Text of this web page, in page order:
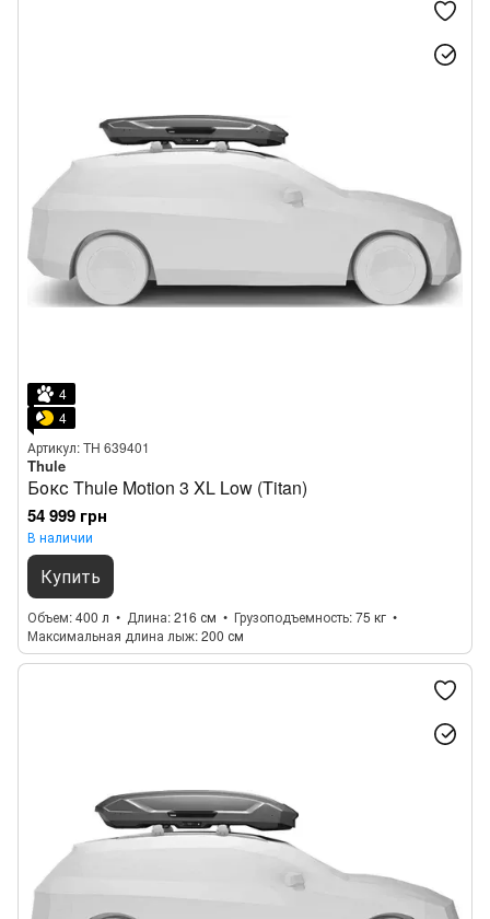
4
4
Артикул: TH 639401
Thule
Бокс Thule Motion 3 XL Low (Titan)
54 999 грн
В наличии
Купить
Объем 400 л Длина 216 см Грузоподъемность 75 кг
Максимальная длина лыж 200 см